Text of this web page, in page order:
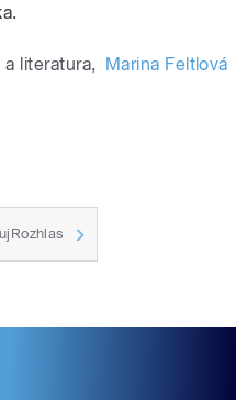
a literatura, Marina Feltlová